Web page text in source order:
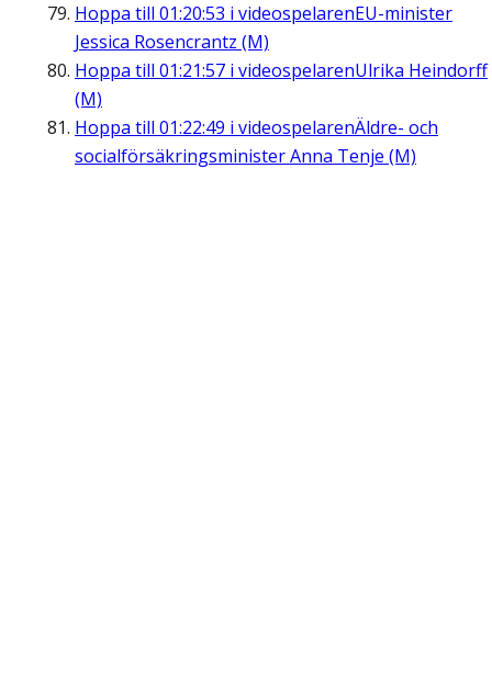
Hoppa till 01:20:53 i videospelarenEU-minister
Jessica Rosencrantz (M)
Hoppa till 01:21:57 i videospelarenUlrika Heindorff
(M)
Hoppa till 01:22:49 i videospelarenÄldre- och
socialförsäkringsminister Anna Tenje (M)